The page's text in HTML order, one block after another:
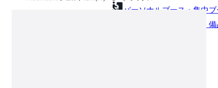
パーソナルブース・集中
オフィスアクセサリー・